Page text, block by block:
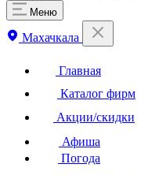
Меню
Махачкала
Главная
Каталог фирм
Акции/скидки
Афиша
Погода